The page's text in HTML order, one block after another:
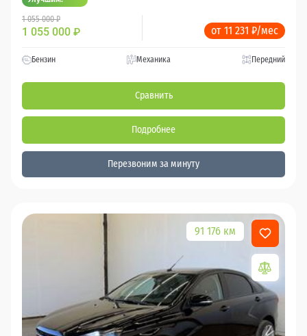
1 055 000 ₽
1 055 000 ₽ от 11 231 ₽/мес
Бензин Механика Передний
Сравнить
Подробнее
Перезвоним за минуту
91 176 км